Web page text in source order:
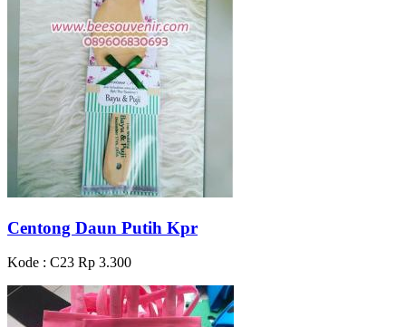
Centong Daun Putih Kpr
Kode : C23 Rp 3.300